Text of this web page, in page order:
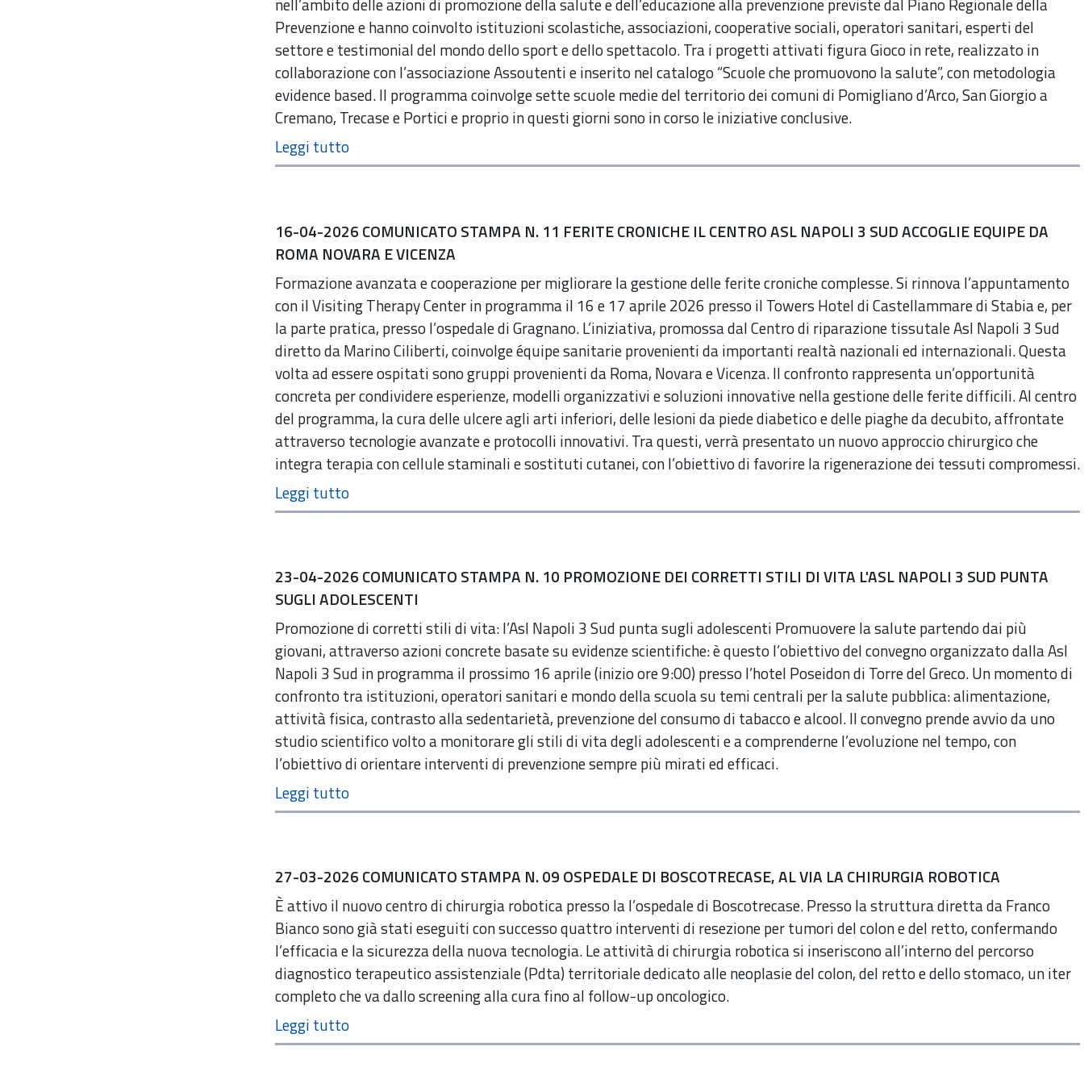
nell’ambito delle azioni di promozione della salute e dell’educazione alla prevenzione previste dal Piano Regionale della
Prevenzione e hanno coinvolto istituzioni scolastiche, associazioni, cooperative sociali, operatori sanitari, esperti del
settore e testimonial del mondo dello sport e dello spettacolo. Tra i progetti attivati figura Gioco in rete, realizzato in
collaborazione con l’associazione Assoutenti e inserito nel catalogo “Scuole che promuovono la salute”, con metodologia
evidence based. Il programma coinvolge sette scuole medie del territorio dei comuni di Pomigliano d’Arco, San Giorgio a
Cremano, Trecase e Portici e proprio in questi giorni sono in corso le iniziative conclusive.
16-04-2026 COMUNICATO STAMPA N. 11 FERITE CRONICHE IL CENTRO ASL NAPOLI 3 SUD ACCOGLIE EQUIPE DA
ROMA NOVARA E VICENZA
Formazione avanzata e cooperazione per migliorare la gestione delle ferite croniche complesse. Si rinnova l’appuntamento
con il Visiting Therapy Center in programma il 16 e 17 aprile 2026 presso il Towers Hotel di Castellammare di Stabia e, per
la parte pratica, presso l’ospedale di Gragnano. L’iniziativa, promossa dal Centro di riparazione tissutale Asl Napoli 3 Sud
diretto da Marino Ciliberti, coinvolge équipe sanitarie provenienti da importanti realtà nazionali ed internazionali. Questa
volta ad essere ospitati sono gruppi provenienti da Roma, Novara e Vicenza. Il confronto rappresenta un’opportunità
concreta per condividere esperienze, modelli organizzativi e soluzioni innovative nella gestione delle ferite difficili. Al centro
del programma, la cura delle ulcere agli arti inferiori, delle lesioni da piede diabetico e delle piaghe da decubito, affrontate
attraverso tecnologie avanzate e protocolli innovativi. Tra questi, verrà presentato un nuovo approccio chirurgico che
integra terapia con cellule staminali e sostituti cutanei, con l’obiettivo di favorire la rigenerazione dei tessuti compromessi.
23-04-2026 COMUNICATO STAMPA N. 10 PROMOZIONE DEI CORRETTI STILI DI VITA L'ASL NAPOLI 3 SUD PUNTA
SUGLI ADOLESCENTI
Promozione di corretti stili di vita: l’Asl Napoli 3 Sud punta sugli adolescenti Promuovere la salute partendo dai più
giovani, attraverso azioni concrete basate su evidenze scientifiche: è questo l’obiettivo del convegno organizzato dalla Asl
Napoli 3 Sud in programma il prossimo 16 aprile (inizio ore 9:00) presso l’hotel Poseidon di Torre del Greco. Un momento di
confronto tra istituzioni, operatori sanitari e mondo della scuola su temi centrali per la salute pubblica: alimentazione,
attività fisica, contrasto alla sedentarietà, prevenzione del consumo di tabacco e alcool. Il convegno prende avvio da uno
studio scientifico volto a monitorare gli stili di vita degli adolescenti e a comprenderne l’evoluzione nel tempo, con
l’obiettivo di orientare interventi di prevenzione sempre più mirati ed efficaci.
27-03-2026 COMUNICATO STAMPA N. 09 OSPEDALE DI BOSCOTRECASE, AL VIA LA CHIRURGIA ROBOTICA
È attivo il nuovo centro di chirurgia robotica presso la l’ospedale di Boscotrecase. Presso la struttura diretta da Franco
Bianco sono già stati eseguiti con successo quattro interventi di resezione per tumori del colon e del retto, confermando
l’efficacia e la sicurezza della nuova tecnologia. Le attività di chirurgia robotica si inseriscono all’interno del percorso
diagnostico terapeutico assistenziale (Pdta) territoriale dedicato alle neoplasie del colon, del retto e dello stomaco, un iter
completo che va dallo screening alla cura fino al follow-up oncologico.